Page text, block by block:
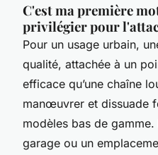
C'est ma première
privilégier pour
Pour un usage urbain,
qualité, attachée à un
efficace qu’une chaîne
manœuvrer et dissuade
modèles bas de
garage ou un